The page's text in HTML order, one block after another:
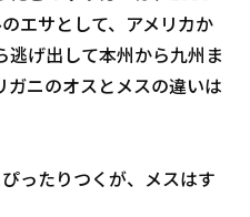
エサとして、アメリカか
逃げ出して本州から九州ま
ニのオスとメスの違いは
ったりつくが、メスはす